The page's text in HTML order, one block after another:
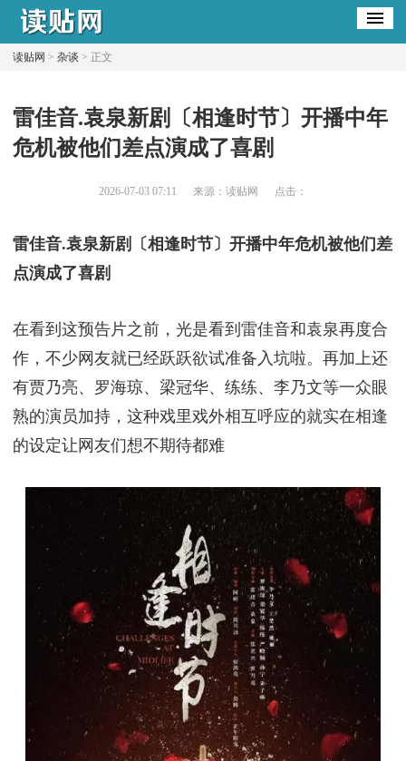
读贴网 > 杂谈 > 正文
​雷佳音.袁泉新剧〔相逢时节〕开播中年
危机被他们差点演成了喜剧
2026-07-03 07:11 来源：读贴网 点击：
雷佳音.袁泉新剧〔相逢时节〕开播中年危机被他们差
点演成了喜剧
在看到这预告片之前，光是看到雷佳音和袁泉再度合
作，不少网友就已经跃跃欲试准备入坑啦。再加上还
有贾乃亮、罗海琼、梁冠华、练练、李乃文等一众眼
熟的演员加持，这种戏里戏外相互呼应的就实在相逢
的设定让网友们想不期待都难